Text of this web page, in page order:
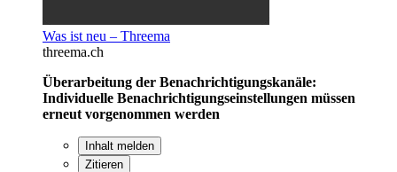
Was ist neu – Threema
threema.ch
Überarbeitung der Benachrichtigungskanäle:
Individuelle Benachrichtigungseinstellungen müssen
erneut vorgenommen werden
Inhalt melden
Zitieren